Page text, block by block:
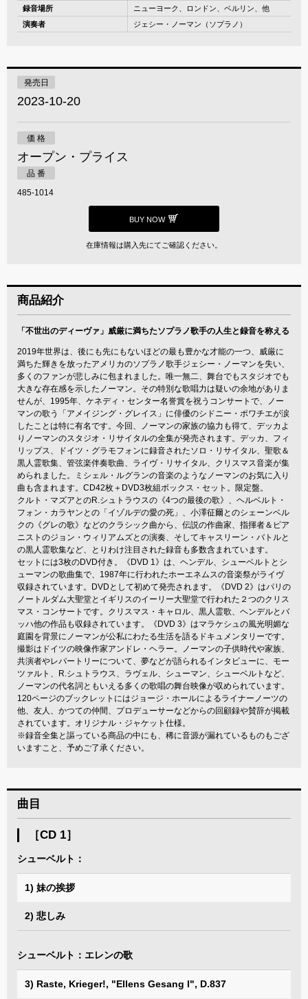
録音場所
ニューヨーク、ロンドン、ベルリン、他
演奏者
ジェシー・ノーマン（ソプラノ）
発売日
2023-10-20
価 格
オープン・プライス
品 番
485-1014
BUY NOW
在庫情報は購入先にてご確認ください。
商品紹介
「不世出のディーヴァ」威厳に満ちたソプラノ歌手の人生と録音を称える
2019年世界は、後にも先にもないほどの最も豊かな才能の一つ、威厳に
満ちた輝きを放ったアメリカのソプラノ歌手ジェシー・ノーマンを失い、
多くのファンが悲しみに包まれました。唯一無二、舞台でもスタジオでも
大きな存在感を示したノーマン。その特別な歌唱力は疑いの余地がありま
せんが、1995年、ケネディ・センター名誉賞を祝うコンサートで、ノー
マンの歌う「アメイジング・グレイス」に俳優のシドニー・ポワチエが涙
したことは特に有名です。今回、ノーマンの家族の協力も得て、デッカよ
りノーマンのスタジオ・リサイタルの全集が発売されます。デッカ、フィ
リップス、ドイツ・グラモフォンに録音されたソロ・リサイタル、聖歌＆
黒人霊歌集、管弦楽伴奏歌曲、ライヴ・リサイタル、クリスマス音楽が集
められました。ミシェル・ルグランの音楽のようなノーマンのお気に入り
曲も含まれます。CD42枚＋DVD3枚組ボックス・セット。限定盤。
クルト・マズアとのR.シュトラウスの《4つの最後の歌》、ヘルベルト・
フォン・カラヤンとの「イゾルデの愛の死」、小澤征爾とのシェーンベル
クの《グレの歌》などのクラシック曲から、伝説の作曲家、指揮者＆ピア
ニストのジョン・ウィリアムズとの演奏、そしてキャスリーン・バトルと
の黒人霊歌集など、とりわけ注目された録音も多数含まれています。
セットには3枚のDVD付き。《DVD 1》は、ヘンデル、シューベルトとシ
ューマンの歌曲集で、1987年に行われたホーエネムスの音楽祭がライヴ
収録されています。DVDとして初めて発売されます。《DVD 2》はパリの
ノートルダム大聖堂とイギリスのイーリー大聖堂で行われた２つのクリス
マス・コンサートです。クリスマス・キャロル、黒人霊歌、ヘンデルとバ
ッハ他の作品も収録されています。《DVD 3》はマラケシュの風光明媚な
庭園を背景にノーマンが公私にわたる生活を語るドキュメンタリーです。
撮影はドイツの映像作家アンドレ・ヘラー。ノーマンの子供時代や家族、
共演者やレパートリーについて、夢などが語られるインタビューに、モー
ツァルト、R.シュトラウス、ラヴェル、シューマン、シューベルトなど、
ノーマンの代名詞ともいえる多くの歌唱の舞台映像が収められています。
120ページのブックレットにはジョージ・ホールによるライナーノーツの
他、友人、かつての仲間、プロデューサーなどからの回顧録や賛辞が掲載
されています。オリジナル・ジャケット仕様。
※録音全集と謳っている商品の中にも、稀に音源が漏れているものもござ
いますこと、予めご了承ください。
曲目
［CD 1］
シューベルト：
1) 妹の挨拶
2) 悲しみ
シューベルト：エレンの歌
3) Raste, Krieger!, "Ellens Gesang I", D.837